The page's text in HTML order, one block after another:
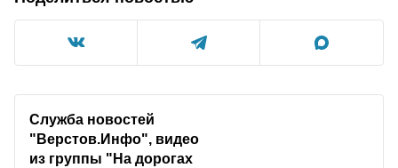
Служба новостей
"Верстов.Инфо", видео
из группы "На дорогах